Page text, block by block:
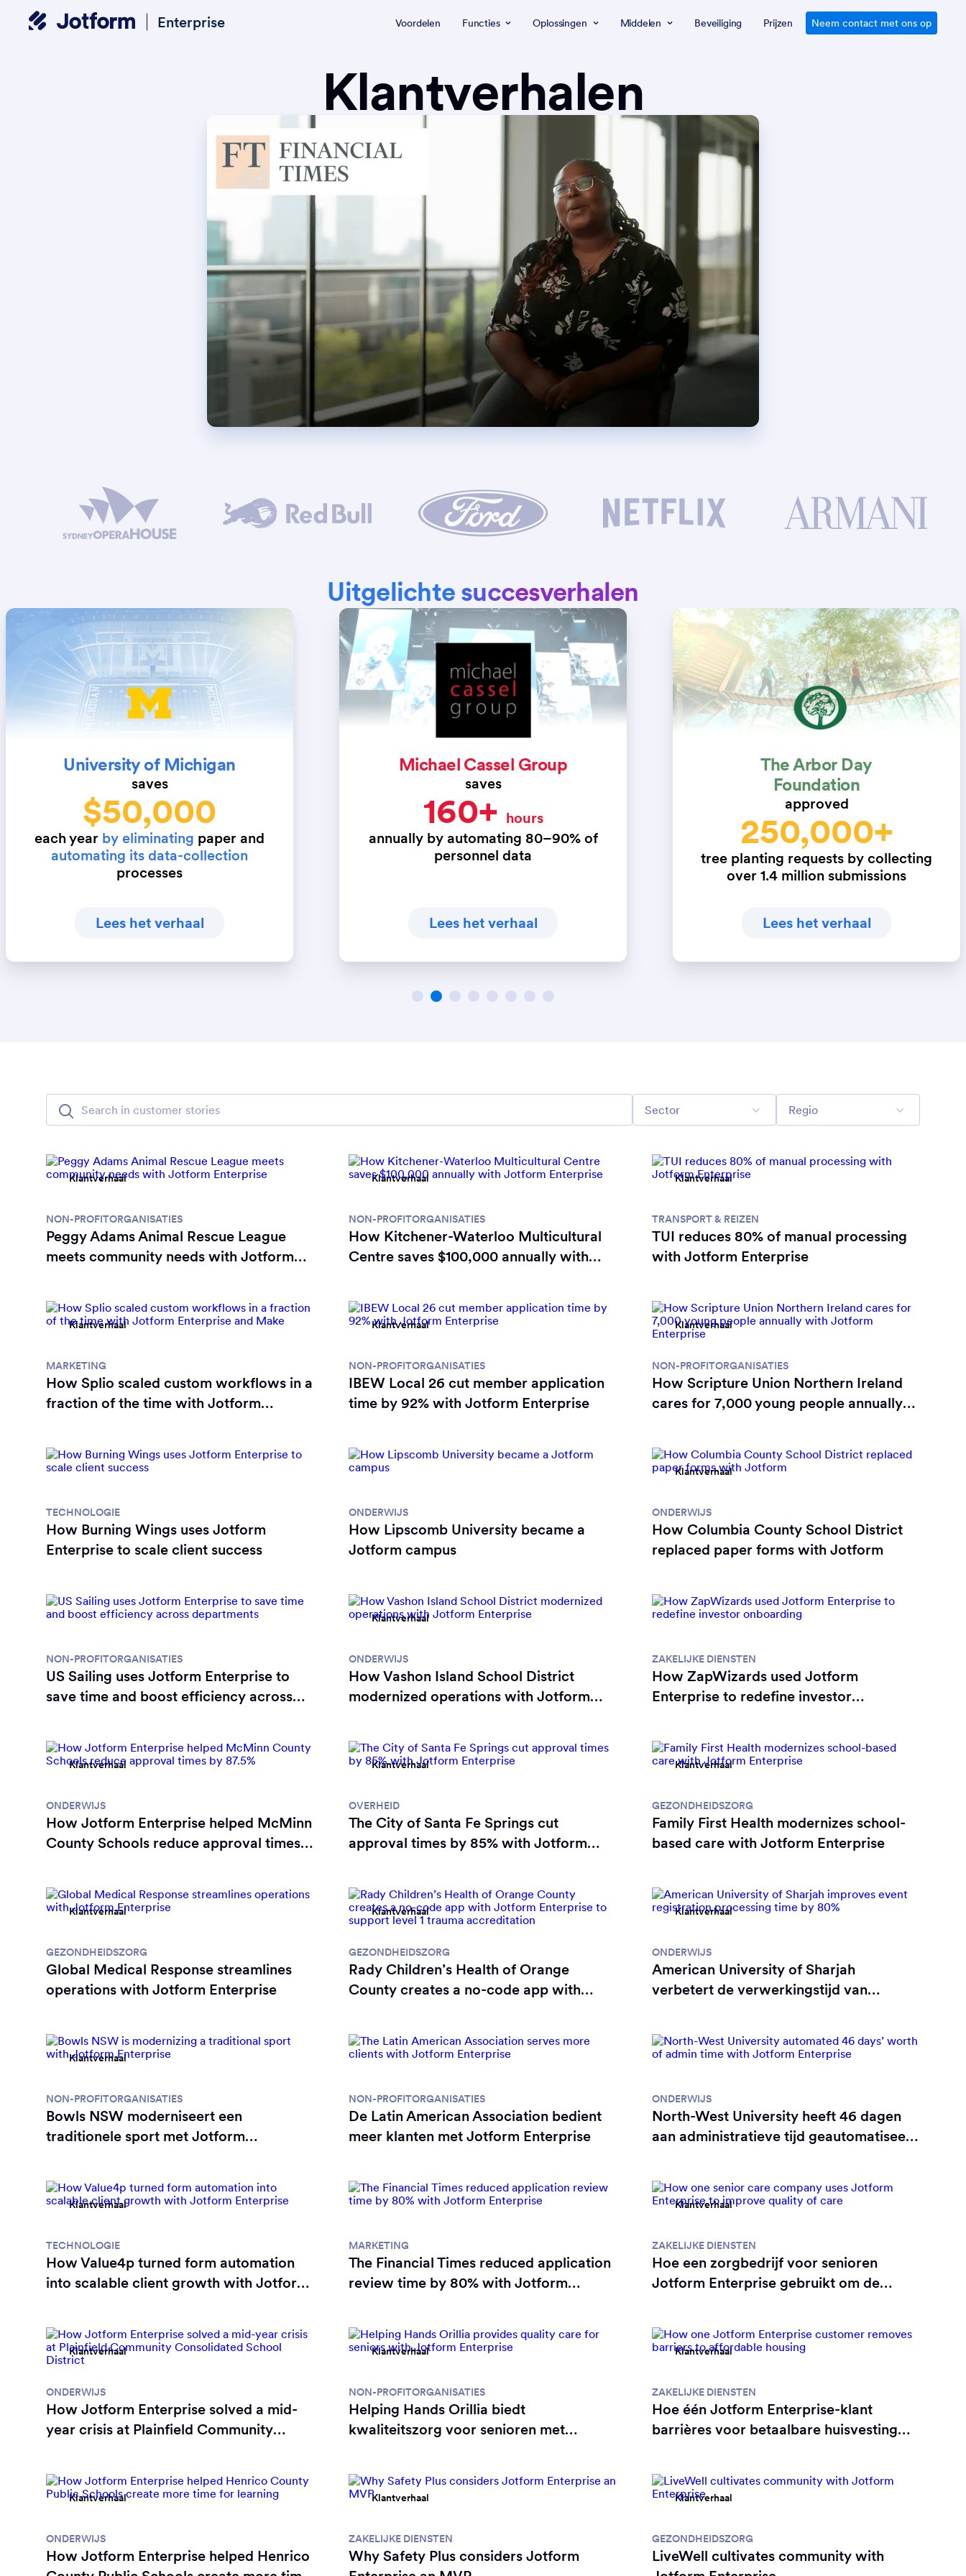
Enterprise Voordelen Functies Oplossingen Middelen Beveiliging Prijzen Neem contact met ons op
Klantverhalen
Uitgelichte succesverhalen
University of Michigan
saves
$50,000
each year by eliminating paper and
automating its data-collection
processes
Lees het verhaal
Michael Cassel Group
saves
160+ hours
annually by automating 80–90% of
personnel data
Lees het verhaal
The Arbor Day
Foundation
approved
250,000+
tree planting requests by collecting
over 1.4 million submissions
Lees het verhaal
Klantverhaal
NON-PROFITORGANISATIES
Peggy Adams Animal Rescue League
meets community needs with Jotform
Klantverhaal
NON-PROFITORGANISATIES
How Kitchener-Waterloo Multicultural
Centre saves $100,000 annually with
Klantverhaal
TRANSPORT & REIZEN
TUI reduces 80% of manual processing
with Jotform Enterprise
Klantverhaal
MARKETING
How Splio scaled custom workflows in a
fraction of the time with Jotform
Klantverhaal
NON-PROFITORGANISATIES
IBEW Local 26 cut member application
time by 92% with Jotform Enterprise
Klantverhaal
NON-PROFITORGANISATIES
How Scripture Union Northern Ireland
cares for 7,000 young people annually
Klantverhaal
TECHNOLOGIE
How Burning Wings uses Jotform
Enterprise to scale client success
Klantverhaal
ONDERWIJS
How Lipscomb University became a
Jotform campus
Klantverhaal
ONDERWIJS
How Columbia County School District
replaced paper forms with Jotform
Klantverhaal
NON-PROFITORGANISATIES
US Sailing uses Jotform Enterprise to
save time and boost efficiency across
Klantverhaal
ONDERWIJS
How Vashon Island School District
modernized operations with Jotform
Klantverhaal
ZAKELIJKE DIENSTEN
How ZapWizards used Jotform
Enterprise to redefine investor
Klantverhaal
ONDERWIJS
How Jotform Enterprise helped McMinn
County Schools reduce approval times
Klantverhaal
OVERHEID
The City of Santa Fe Springs cut
approval times by 85% with Jotform
Klantverhaal
GEZONDHEIDSZORG
Family First Health modernizes school-
based care with Jotform Enterprise
Klantverhaal
GEZONDHEIDSZORG
Global Medical Response streamlines
operations with Jotform Enterprise
Klantverhaal
GEZONDHEIDSZORG
Rady Children’s Health of Orange
County creates a no-code app with
trauma accreditation
Klantverhaal
ONDERWIJS
American University of Sharjah
verbetert de verwerkingstijd van
80%
Klantverhaal
NON-PROFITORGANISATIES
Bowls NSW moderniseert een
traditionele sport met Jotform
Klantverhaal
NON-PROFITORGANISATIES
De Latin American Association bedient
meer klanten met Jotform Enterprise
Klantverhaal
ONDERWIJS
North-West University heeft 46 dagen
aan administratieve tijd geautomatiseerd
Klantverhaal
TECHNOLOGIE
How Value4p turned form automation
into scalable client growth with Jotform
Klantverhaal
MARKETING
The Financial Times reduced application
review time by 80% with Jotform
Klantverhaal
ZAKELIJKE DIENSTEN
Hoe een zorgbedrijf voor senioren
Jotform Enterprise gebruikt om de
Klantverhaal
ONDERWIJS
How Jotform Enterprise solved a mid-
year crisis at Plainfield Community
Klantverhaal
NON-PROFITORGANISATIES
Helping Hands Orillia biedt
kwaliteitszorg voor senioren met
Klantverhaal
ZAKELIJKE DIENSTEN
Hoe één Jotform Enterprise-klant
barrières voor betaalbare huisvesting
Klantverhaal
ONDERWIJS
How Jotform Enterprise helped Henrico
Klantverhaal
ZAKELIJKE DIENSTEN
Why Safety Plus considers Jotform
Klantverhaal
GEZONDHEIDSZORG
LiveWell cultivates community with